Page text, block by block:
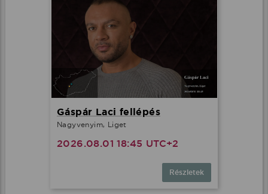
Gáspár Laci fellépés
Nagyvenyim, Liget
2026.08.01 18:45 UTC+2
Részletek